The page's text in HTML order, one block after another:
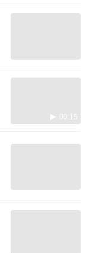
00:15